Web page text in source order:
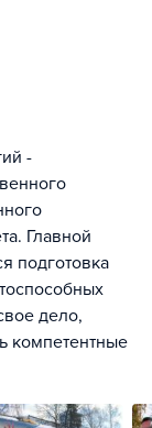
-
Главной
подготовка
дело,
компетентные